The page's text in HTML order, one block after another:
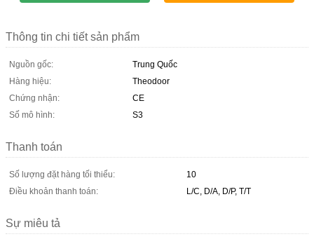
Thông tin chi tiết sản phẩm
Nguồn gốc:
Trung Quốc
Hàng hiệu:
Theodoor
Chứng nhận:
CE
Số mô hình:
S3
Thanh toán
Số lượng đặt hàng tối thiểu:
10
Điều khoản thanh toán:
L/C, D/A, D/P, T/T
Sự miêu tả